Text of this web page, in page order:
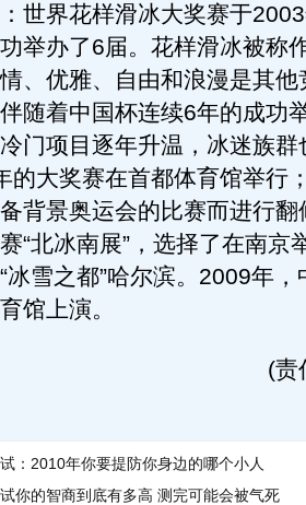
界花样滑冰大奖赛于2003
举办了6届。花样滑冰被称
、优雅、自由和浪漫是其他
随着中国杯连续6年的成功
门项目逐年升温，冰迷族群
的大奖赛在首都体育馆举行
背景奥运会的比赛而进行
“北冰南展”，选择了在南京
冰雪之都”哈尔滨。2009年
馆上演。
(责
：2010年你要提防你身边的哪个小人
你的智商到底有多高 测完可能会被气死